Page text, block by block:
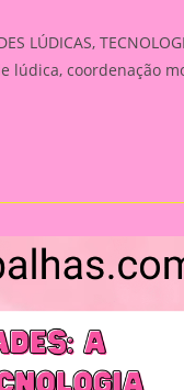
LÚDICAS,
lúdica, coordenação